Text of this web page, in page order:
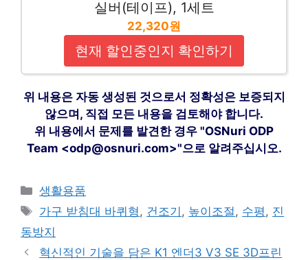
실버(테이프), 1세트
22,320원
현재 할인중인지 확인하기
위 내용은 자동 생성된 것으로서 정확성은 보증되지
않으며, 직접 모든 내용을 검토해야 합니다.
위 내용에서 문제를 발견한 경우 "OSNuri ODP
Team <odp@osnuri.com>"으로 알려주십시오.
카
테
리
생활용품
태
그
가구 받침대 바퀴형, 건조기 , 높이조절 , 수평, 진
동방지
혁신적인 기술을 담은 K1 엔더3 V3 SE 3D프린